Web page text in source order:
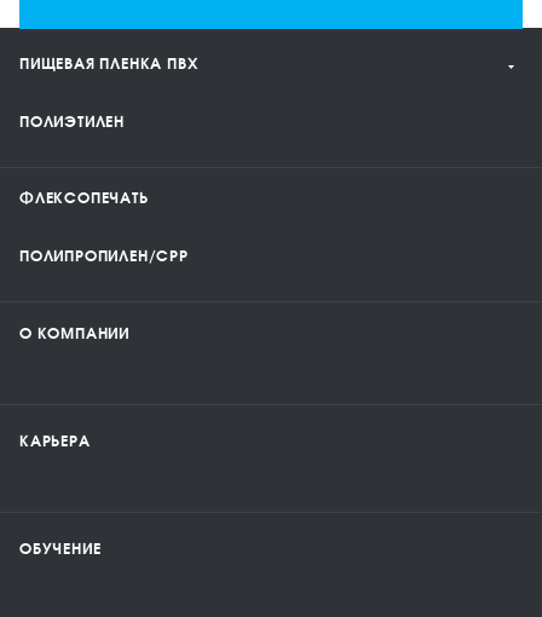
ПИЩЕВАЯ ПЛЕНКА ПВХ
ПОЛИЭТИЛЕН
ФЛЕКСОПЕЧАТЬ
ПОЛИПРОПИЛЕН/CPP
О КОМПАНИИ
КАРЬЕРА
ОБУЧЕНИЕ